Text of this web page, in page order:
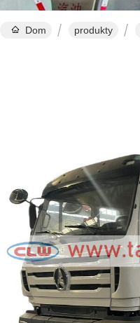
Dom produkty